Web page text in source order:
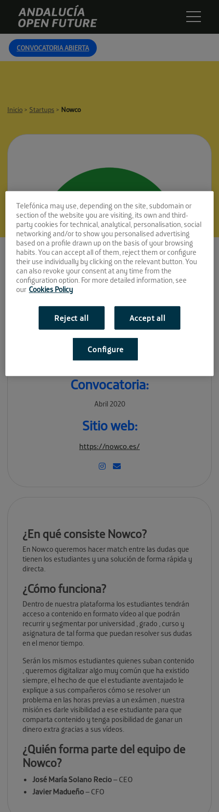
content
Andalucía
Open
Future
CONVOCATORIA ABIERTA
Inicio > Startups > Nowco
Nowco
Espacio:
EL PATIO
Convocatoria:
Abril 2020
Sitio web:
https://nowco.es/
¿En qué consiste Nowco?
En Nowco queremos hacer match entre las dudas que
tienen los estudiantes y una solución de forma rápida y
directa.
¿Cómo funciona?
Dentro de nuestra plataforma los estudiantes tendrán
acceso a contenido en formato vídeo al que podrán
recurrir y segmentar por universidad , grado , curso y
asignatura de tal forma que puedan resolver sus dudas
en el menor tiempo.
Serán los mismos estudiantes quienes suban contenido
, queremos digitalizar algo muy común que ha existido
siempre, el hecho de que el estudiante aventajado le
explique a sus compañeros cómo se resolver un
problema en las horas previas a un exámen , nuestra
misión es darle visibilidad a ese estudiante para que
comparta contenido y tenga posibilidad de ganar un
dinero extra gracias a sus vídeos.
¿Quién forma parte del equipo de
Nowco?
José María Solano Recio– CEO
Javier Madueño– CFO
Telefónica may use, depending on the site, subdomain or
section of the website you are visiting, its own and third-
party cookies for technical, analytical, personalisation, social
networking and/or to show you personalised advertising
based on a profile drawn up on the basis of your browsing
habits. You can accept all of them, reject them or configure
their use individually by clicking on the relevant button. You
can also revoke your consent at any time from the
configuration option. For more detailed information, see
our Cookies Policy
Reject all Accept all
Configure